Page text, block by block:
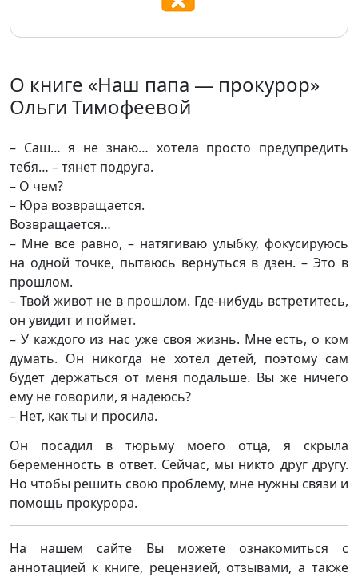
О книге «Наш папа — прокурор»
Ольги Тимофеевой
– Саш… я не знаю… хотела просто предупредить
тебя… – тянет подруга.
– О чем?
– Юра возвращается.
Возвращается…
– Мне все равно, – натягиваю улыбку, фокусируюсь
на одной точке, пытаюсь вернуться в дзен. – Это в
прошлом.
– Твой живот не в прошлом. Где-нибудь встретитесь,
он увидит и поймет.
– У каждого из нас уже своя жизнь. Мне есть, о ком
думать. Он никогда не хотел детей, поэтому сам
будет держаться от меня подальше. Вы же ничего
ему не говорили, я надеюсь?
– Нет, как ты и просила.
Он посадил в тюрьму моего отца, я скрыла
беременность в ответ. Сейчас, мы никто друг другу.
Но чтобы решить свою проблему, мне нужны связи и
помощь прокурора.
На нашем сайте Вы можете ознакомиться с
аннотацией к книге, рецензией, отзывами, а также